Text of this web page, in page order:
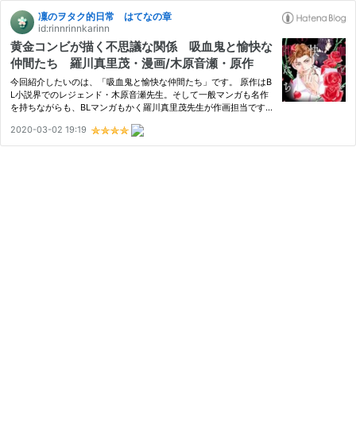
凜のヲタク的日常 はてなの章
id:rinnrinnkarinn
黄金コンビが描く不思議な関係 吸血鬼と愉快な
仲間たち 羅川真里茂・漫画/木原音瀬・原作
今回紹介したいのは、「吸血鬼と愉快な仲間たち」です。 原作はB
L小説界でのレジェンド・木原音瀬先生。そして一般マンガも名作
を持ちながらも、BLマンガもかく羅川真里茂先生が作画担当です。
人気！さらには電子書籍ランキングでも、新刊がでるたびに既刊…
2020-03-02 19:19